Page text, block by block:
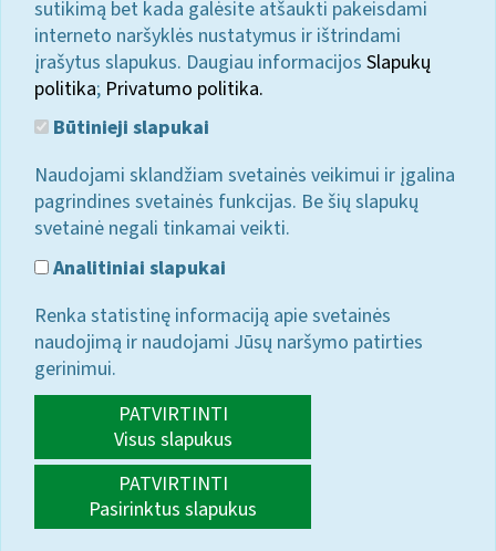
sutikimą bet kada galėsite atšaukti pakeisdami
interneto naršyklės nustatymus ir ištrindami
įrašytus slapukus. Daugiau informacijos Slapukų
politika; Privatumo politika.
Būtinieji slapukai
Naudojami sklandžiam svetainės veikimui ir įgalina
pagrindines svetainės funkcijas. Be šių slapukų
svetainė negali tinkamai veikti.
Analitiniai slapukai
Renka statistinę informaciją apie svetainės
naudojimą ir naudojami Jūsų naršymo patirties
gerinimui.
PATVIRTINTI
Visus slapukus
PATVIRTINTI
Pasirinktus slapukus